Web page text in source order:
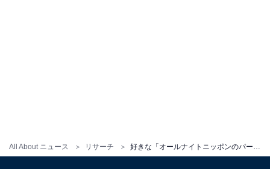
All About ニュース リサーチ